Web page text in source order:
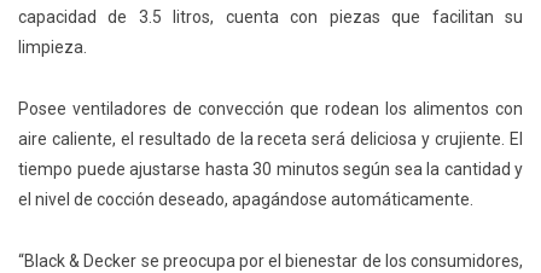
capacidad de 3.5 litros, cuenta con piezas que facilitan su
limpieza.
Posee ventiladores de convección que rodean los alimentos con
aire caliente, el resultado de la receta será deliciosa y crujiente. El
tiempo puede ajustarse hasta 30 minutos según sea la cantidad y
el nivel de cocción deseado, apagándose automáticamente.
“Black & Decker se preocupa por el bienestar de los consumidores,